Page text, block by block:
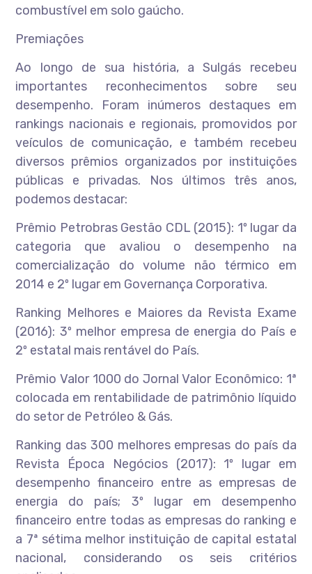
combustível em solo gaúcho.
Premiações
Ao longo de sua história, a Sulgás recebeu
importantes reconhecimentos sobre seu
desempenho. Foram inúmeros destaques em
rankings nacionais e regionais, promovidos por
veículos de comunicação, e também recebeu
diversos prêmios organizados por instituições
públicas e privadas. Nos últimos três anos,
podemos destacar:
Prêmio Petrobras Gestão CDL (2015): 1º lugar da
categoria que avaliou o desempenho na
comercialização do volume não térmico em
2014 e 2º lugar em Governança Corporativa.
Ranking Melhores e Maiores da Revista Exame
(2016): 3º melhor empresa de energia do País e
2º estatal mais rentável do País.
Prêmio Valor 1000 do Jornal Valor Econômico: 1ª
colocada em rentabilidade de patrimônio líquido
do setor de Petróleo & Gás.
Ranking das 300 melhores empresas do país da
Revista Época Negócios (2017): 1º lugar em
desempenho financeiro entre as empresas de
energia do país; 3º lugar em desempenho
financeiro entre todas as empresas do ranking e
a 7ª sétima melhor instituição de capital estatal
nacional, considerando os seis critérios